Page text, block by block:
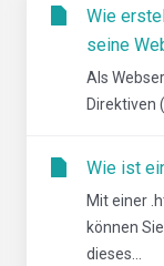
Wie
seine
Als
Direktiven
Wie ist
Mit einer
können
dieses...